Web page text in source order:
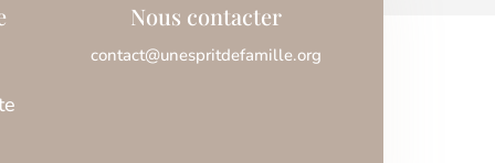
Nous contacter
contact@unespritdefamille.org